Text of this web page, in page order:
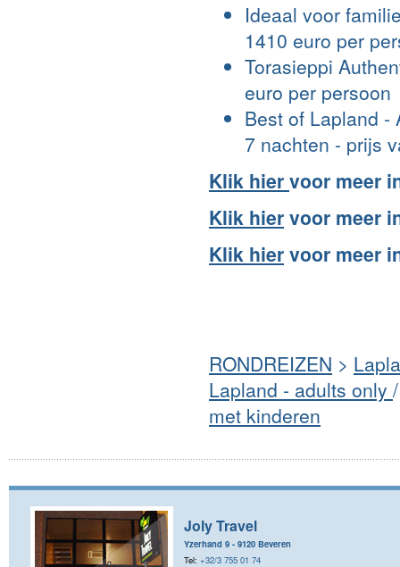
Ideaal voor
1410 euro per
Torasieppi
euro per persoon
Best of Lapland -
7 nachten - prijs
Klik hier voor meer
Klik hier voor meer
Klik hier voor meer
RONDREIZEN >
Lapland - adults only
met kinderen
Joly Travel
Yzerhand 9 - 9120 Beveren
Tel: +32/3 755 01 74